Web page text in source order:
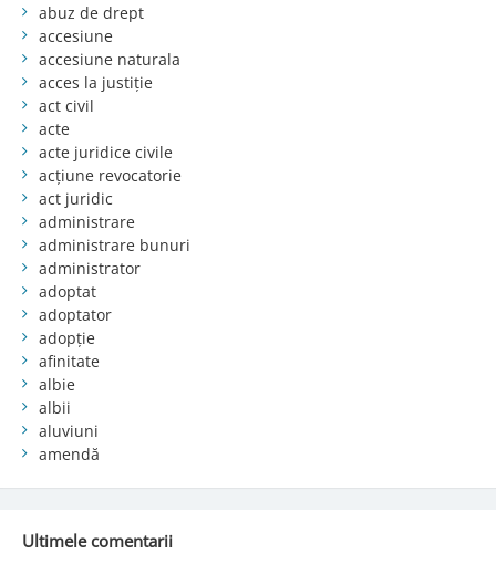
abuz de drept
accesiune
accesiune naturala
acces la justiție
act civil
acte
acte juridice civile
acțiune revocatorie
act juridic
administrare
administrare bunuri
administrator
adoptat
adoptator
adopție
afinitate
albie
albii
aluviuni
amendă
Ultimele comentarii